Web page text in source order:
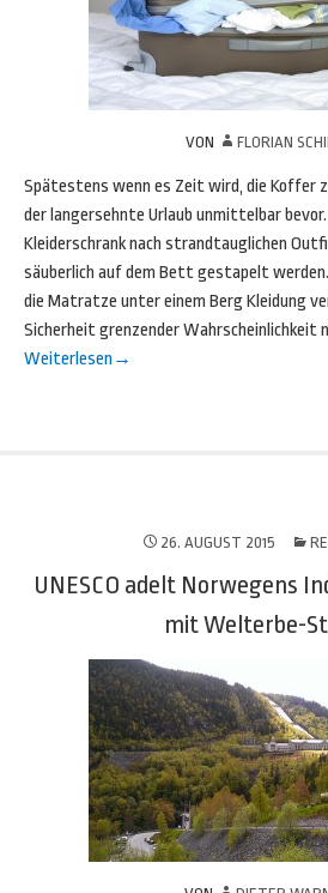
VON FLORIAN
Spätestens wenn es Zeit wird, die Koffer
der langersehnte Urlaub unmittelbar
Kleiderschrank nach strandtauglichen
säuberlich auf dem Bett gestapelt
die Matratze unter einem Berg Kleidung
Sicherheit grenzender Wahrscheinlichkeit
Weiterlesen →
26. AUGUST 2015
UNESCO adelt Norwegens
mit Welterbe-